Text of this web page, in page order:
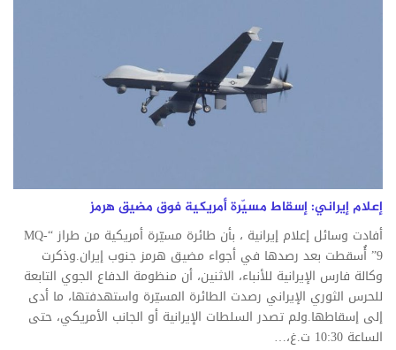
إعلام إيراني: إسقاط مسيّرة أمريكية فوق مضيق هرمز
أفادت وسائل إعلام إيرانية ، بأن طائرة مسيّرة أمريكية من طراز “MQ-
9” أُسقطت بعد رصدها في أجواء مضيق هرمز جنوب إيران.وذكرت
وكالة فارس الإيرانية للأنباء، الاثنين، أن منظومة الدفاع الجوي التابعة
للحرس الثوري الإيراني رصدت الطائرة المسيّرة واستهدفتها، ما أدى
إلى إسقاطها.ولم تصدر السلطات الإيرانية أو الجانب الأمريكي، حتى
الساعة 10:30 ت.غ،…